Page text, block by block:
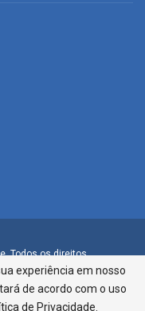
Todos os direitos
Bairro São José |
- CI Centro de
experiência em nosso
de acordo com o uso
de Privacidade.